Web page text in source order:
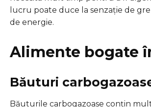
lucru poate duce la senzație de
de energie.
Alimente bogate
Băuturi
Băuturile carbogazoase conțin